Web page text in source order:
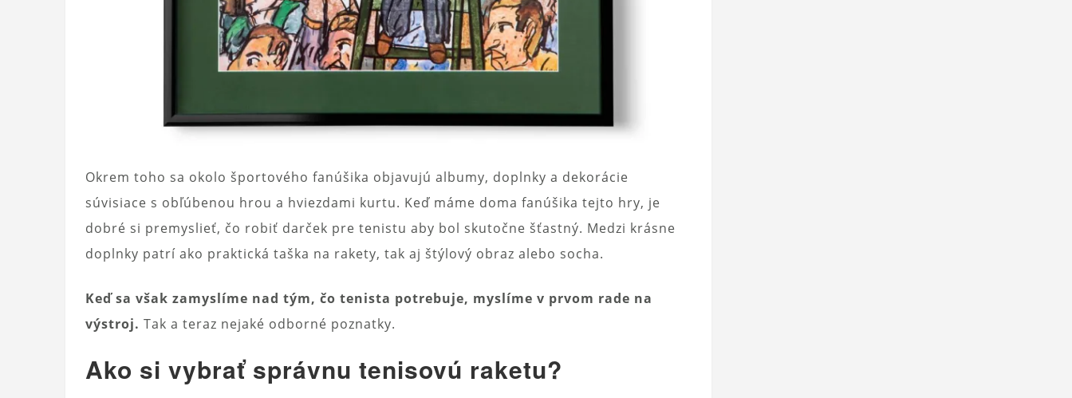
Okrem toho sa okolo športového fanúšika objavujú albumy, doplnky a dekorácie
súvisiace s obľúbenou hrou a hviezdami kurtu. Keď máme doma fanúšika tejto hry, je
dobré si premyslieť, čo robiť darček pre tenistu aby bol skutočne šťastný. Medzi krásne
doplnky patrí ako praktická taška na rakety, tak aj štýlový obraz alebo socha.
Keď sa však zamyslíme nad tým, čo tenista potrebuje, myslíme v prvom rade na
výstroj. Tak a teraz nejaké odborné poznatky.
Ako si vybrať správnu tenisovú raketu?